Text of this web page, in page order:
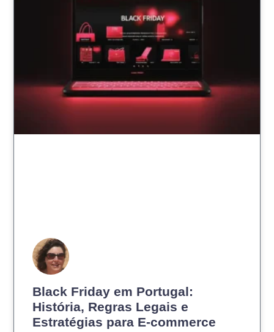
Black Friday em Portugal:
História, Regras Legais e
Estratégias para E-commerce